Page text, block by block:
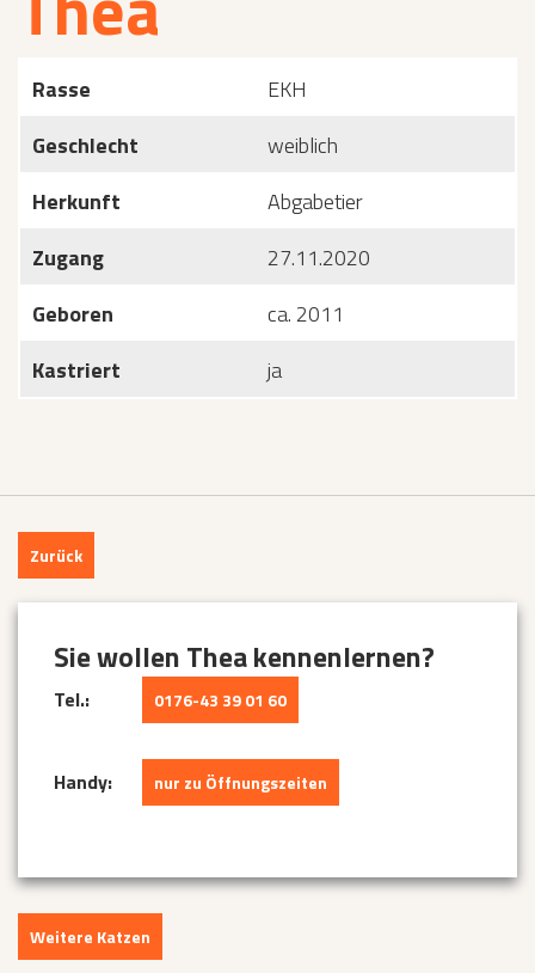
Rasse
EKH
Geschlecht
weiblich
Herkunft
Abgabetier
Zugang
27.11.2020
Geboren
ca. 2011
Kastriert
ja
Zurück
Sie wollen Thea kennenlernen?
Tel.: 0176-43 39 01 60
Handy: nur zu Öffnungszeiten
Weitere Katzen